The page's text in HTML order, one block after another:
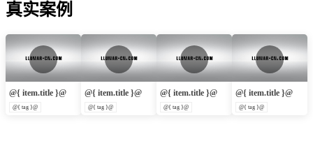
真实案例
@{ item.title }@
@{ tag }@
@{ item.title }@
@{ tag }@
@{ item.title }@
@{ tag }@
@{ item.title }@
@{ tag }@